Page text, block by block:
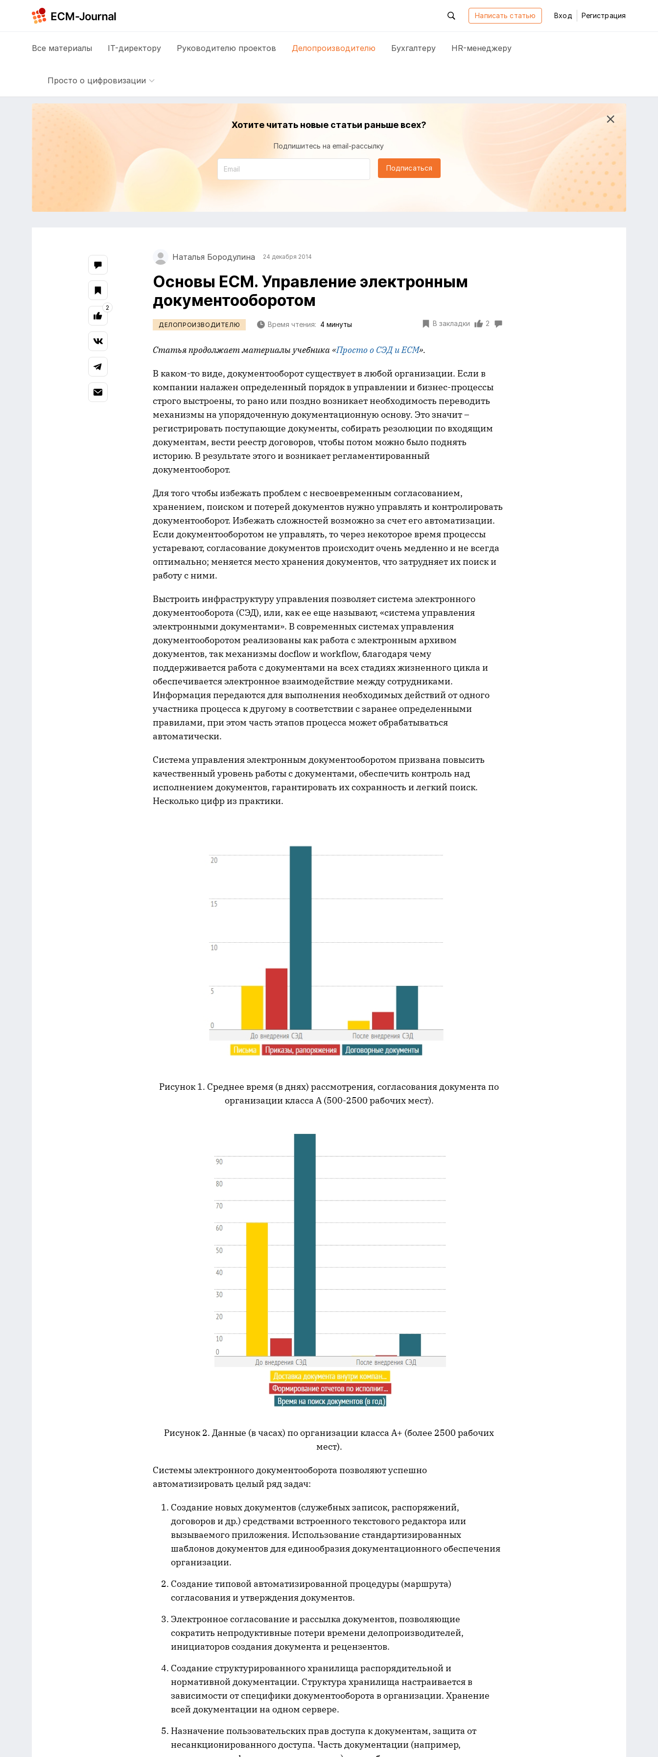
Написать статью Вход Регистрация
Все материалы IT-директору Руководителю проектов Делопроизводителю Бухгалтеру HR-менеджеру
Просто о цифровизации
Хотите читать новые статьи раньше всех?
Подпишитесь на email-рассылку
Подписаться
Наталья Бородулина 24 декабря 2014
Основы ECM. Управление электронным
документооборотом
ДЕЛОПРОИЗВОДИТЕЛЮ Время чтения: 4 минуты В закладки 2
Статья продолжает материалы учебника «Просто о СЭД и ECM».
В каком-то виде, документооборот существует в любой организации. Если в
компании налажен определенный порядок в управлении и бизнес-процессы
строго выстроены, то рано или поздно возникает необходимость переводить
механизмы на упорядоченную документационную основу. Это значит –
регистрировать поступающие документы, собирать резолюции по входящим
документам, вести реестр договоров, чтобы потом можно было поднять
историю. В результате этого и возникает регламентированный
документооборот.
Для того чтобы избежать проблем с несвоевременным согласованием,
хранением, поиском и потерей документов нужно управлять и контролировать
документооборот. Избежать сложностей возможно за счет его автоматизации.
Если документооборотом не управлять, то через некоторое время процессы
устаревают, согласование документов происходит очень медленно и не всегда
оптимально; меняется место хранения документов, что затрудняет их поиск и
работу с ними.
Выстроить инфраструктуру управления позволяет система электронного
документооборота (СЭД), или, как ее еще называют, «система управления
электронными документами». В современных системах управления
документооборотом реализованы как работа с электронным архивом
документов, так механизмы docflow и workflow, благодаря чему
поддерживается работа с документами на всех стадиях жизненного цикла и
обеспечивается электронное взаимодействие между сотрудниками.
Информация передаются для выполнения необходимых действий от одного
участника процесса к другому в соответствии с заранее определенными
правилами, при этом часть этапов процесса может обрабатываться
автоматически.
Система управления электронным документооборотом призвана повысить
качественный уровень работы с документами, обеспечить контроль над
исполнением документов, гарантировать их сохранность и легкий поиск.
Несколько цифр из практики.
Рисунок 1. Среднее время (в днях) рассмотрения, согласования документа по
организации класса А (500-2500 рабочих мест).
Рисунок 2. Данные (в часах) по организации класса А+ (более 2500 рабочих
мест).
Системы электронного документооборота позволяют успешно
автоматизировать целый ряд задач:
Создание новых документов (служебных записок, распоряжений,
договоров и др.) средствами встроенного текстового редактора или
вызываемого приложения. Использование стандартизированных
шаблонов документов для единообразия документационного обеспечения
организации.
Создание типовой автоматизированной процедуры (маршрута)
согласования и утверждения документов.
Электронное согласование и рассылка документов, позволяющие
сократить непродуктивные потери времени делопроизводителей,
инициаторов создания документа и рецензентов.
Создание структурированного хранилища распорядительной и
нормативной документации. Структура хранилища настраивается в
зависимости от специфики документооборота в организации. Хранение
всей документации на одном сервере.
Назначение пользовательских прав доступа к документам, защита от
несанкционированного доступа. Часть документации (например,
2